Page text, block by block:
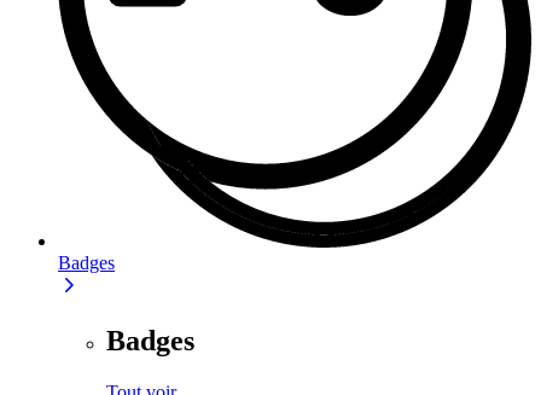
Badges
Badges